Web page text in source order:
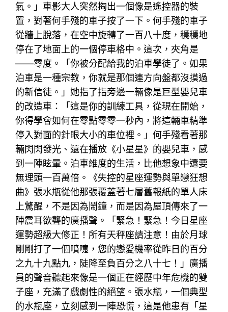
氣。」車影大人突然掏出一個像是遙控器的裝
置，對著何手殘的車子按了一下。何手殘的車子
從牆上脫落，在空中旋轉了一百八十度，穩穩地
停在了地面上的一個停車格中。這次，夾角是
——零度。「你被分配給我的泊車學徒了。如果
泊車是一種宗教，你就是那個連方向盤都沒摸過
的新信徒。」她指了指旁邊一輛像是巨型嬰兒車
的改造車：「這是你的訓練工具，從現在開始，
你得學會如何在零點零零一秒內，將這輛車精準
停入對面的針眼大小的車位裡。」何手殘看著那
輛閃閃發光、還在播放《小星星》的嬰兒車，感
到一陣眩暈。泊車維度的生活，比他想象中還要
無理頭一百萬倍。《失控的星座運勢與單戀狂想
曲》張水瓶從他那張覆蓋著七層舊報紙的單人床
上驚醒，不是因為鬧鐘，而是因為屋頂傳來了一
陣震耳欲聾的廣播聲。「緊急！緊急！今日星座
運勢超級大修正！所有天秤座請注意！由於月球
剛剛打了一個噴嚏，您的戀愛機率從昨日的百分
之九十九點九，陡降至負百分之八十七！」廣播
員的聲音聽起來像是一個正在經歷中年危機的雙
子座，充滿了戲劇性的絕望。張水瓶，一個典型
的水瓶座，立刻感到一陣恐慌，這是他患有「星